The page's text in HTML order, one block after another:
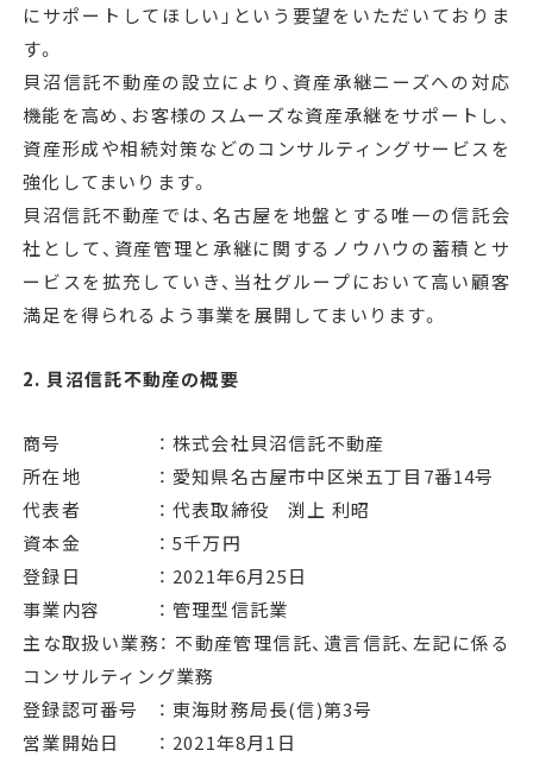
にサポートしてほしい」という要望をいただいておりま
す。
貝沼信託不動産の設立により、資産承継ニーズへの対応
機能を高め、お客様のスムーズな資産承継をサポートし、
資産形成や相続対策などのコンサルティングサービスを
強化してまいります。
貝沼信託不動産では、名古屋を地盤とする唯一の信託会
社として、資産管理と承継に関するノウハウの蓄積とサ
ービスを拡充していき、当社グループにおいて高い顧客
満足を得られるよう事業を展開してまいります。
2. 貝沼信託不動産の概要
商号 ： 株式会社貝沼信託不動産
所在地 ： 愛知県名古屋市中区栄五丁目7番14号
代表者 ： 代表取締役 渕上 利昭
資本金 ： 5千万円
登録日 ： 2021年6月25日
事業内容 ： 管理型信託業
主な取扱い業務： 不動産管理信託、遺言信託、左記に係る
コンサルティング業務
登録認可番号 ： 東海財務局長(信)第3号
営業開始日 ： 2021年8月1日